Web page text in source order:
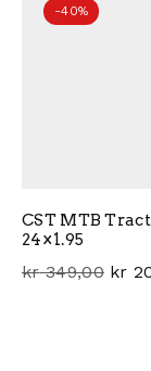
-40%
CST MTB
24×1.95
kr349,00
Opprinnelig
kr
Nåværende